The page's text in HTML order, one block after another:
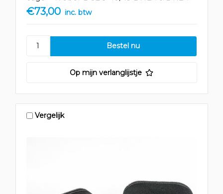
€73,00 inc. btw
Op mijn verlanglijstje
Vergelijk